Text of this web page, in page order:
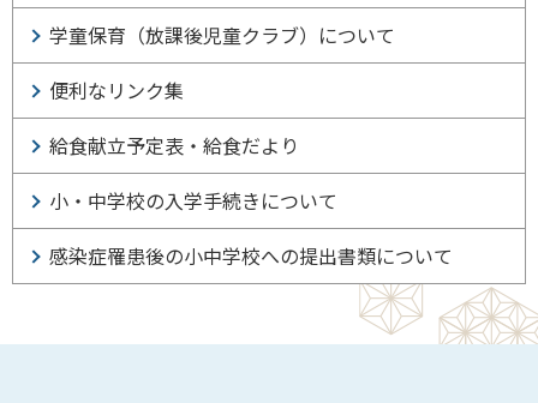
学童保育（放課後児童クラブ）について
便利なリンク集
給食献立予定表・給食だより
小・中学校の入学手続きについて
感染症罹患後の小中学校への提出書類について